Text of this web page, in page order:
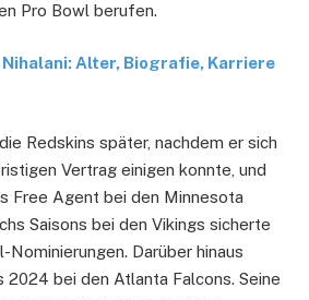
Pro Bowl berufen.
Nihalani: Alter, Biografie, Karriere
Redskins später, nachdem er sich
Vertrag einigen konnte, und
Free Agent bei den Minnesota
Saisons bei den Vikings sicherte
Darüber hinaus
2024 bei den Atlanta Falcons. Seine